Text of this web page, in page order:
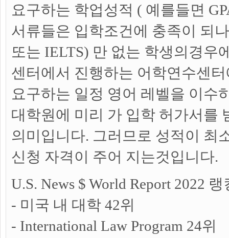
요구하는 학업성적 ( 예를들면
서류들은 입학조건에 충족이 되
또는 IELTS) 만 없는 학생의경
센터에서 진행하는 어학연수센
요구하는 일정 영어 레벨을 이수
대학원에 미리 가 입학 허가서를
의미입니다. 그러므로 성적이 최
신청 자격이 주어 지는것입니다.
U.S. News $ World Report 2022 랭
- 미국 내 대학 42위
- International Law Program 24위